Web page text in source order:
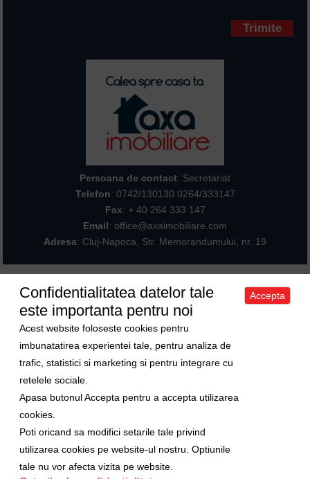
Persoana de contact: Secretariat
Telefon: 0742/130130 0264/333147
Fax: + 40 264 333 147
Email: office@axaimobiliare.com
Adresa: Cluj-Napoca, Str. Memorandumului, nr. 19
Acasa|Despre noi|Apartamente|Case/Vile Terenuri|Spatii
comerciale|Trimite oferta ta|Contact
Politica de confidentialitate
|Politica de cookies
Curs valutar
1 Euro = 5.2489 RON
Ne gasiti si pe
Copyright © 2009-2026 Axa Imobiliare
Confidentialitatea datelor tale
este importanta pentru noi
Acest website foloseste cookies pentru
imbunatatirea experientei tale, pentru analiza de
trafic, statistici si marketing si pentru integrare cu
retelele sociale.
Apasa butonul Accepta pentru a accepta utilizarea
cookies.
Poti oricand sa modifici setarile tale privind
utilizarea cookies pe website-ul nostru. Optiunile
tale nu vor afecta vizita pe website.
Accepta